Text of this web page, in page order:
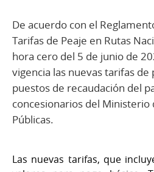
De acuerdo con el
Tarifas de Peaje en Rutas
hora cero del 5 de junio de
vigencia las nuevas tarifas de
puestos de recaudación del
concesionarios del Ministerio
Públicas.
Las nuevas tarifas, que